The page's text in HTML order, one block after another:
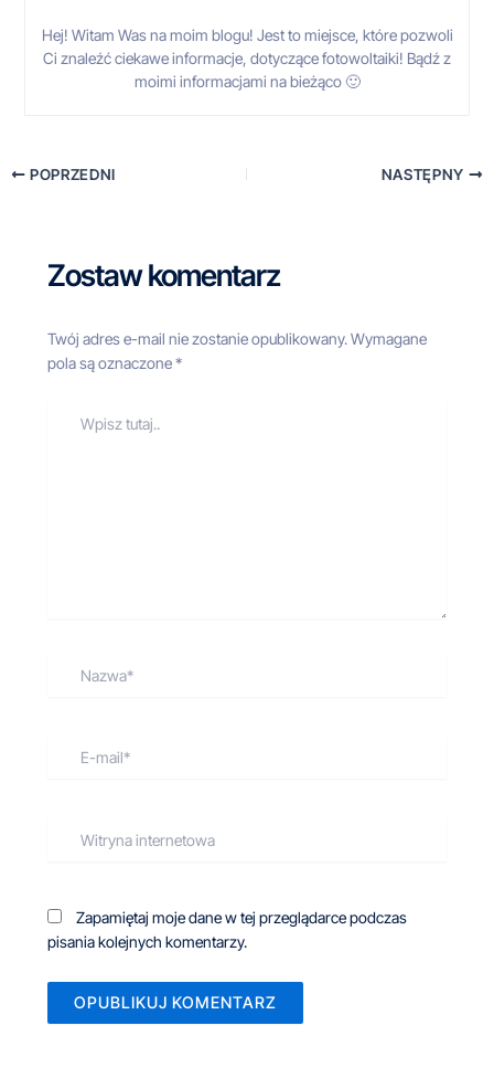
Hej! Witam Was na moim blogu! Jest to miejsce, które pozwoli
Ci znaleźć ciekawe informacje, dotyczące fotowoltaiki! Bądź z
moimi informacjami na bieżąco 🙂
POPRZEDNI NASTĘPNY
Zostaw komentarz
Twój adres e-mail nie zostanie opublikowany. Wymagane
pola są oznaczone*
internetowa
Zapamiętaj moje dane w tej przeglądarce podczas
pisania kolejnych komentarzy.